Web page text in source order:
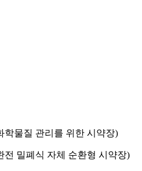
학물질 관리를 위한 시약장)
전 밀폐식 자체 순환형 시약장)